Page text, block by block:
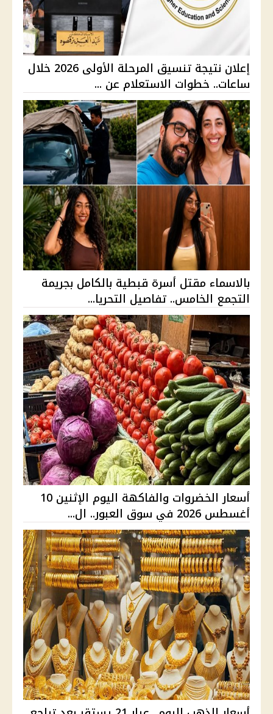
إعلان نتيجة تنسيق المرحلة الأولى 2026 خلال
ساعات.. خطوات الاستعلام عن ...
بالاسماء مقتل أسرة قبطية بالكامل بجريمة
التجمع الخامس.. تفاصيل التحريا...
أسعار الخضروات والفاكهة اليوم الإثنين 10
أغسطس 2026 في سوق العبور.. ال...